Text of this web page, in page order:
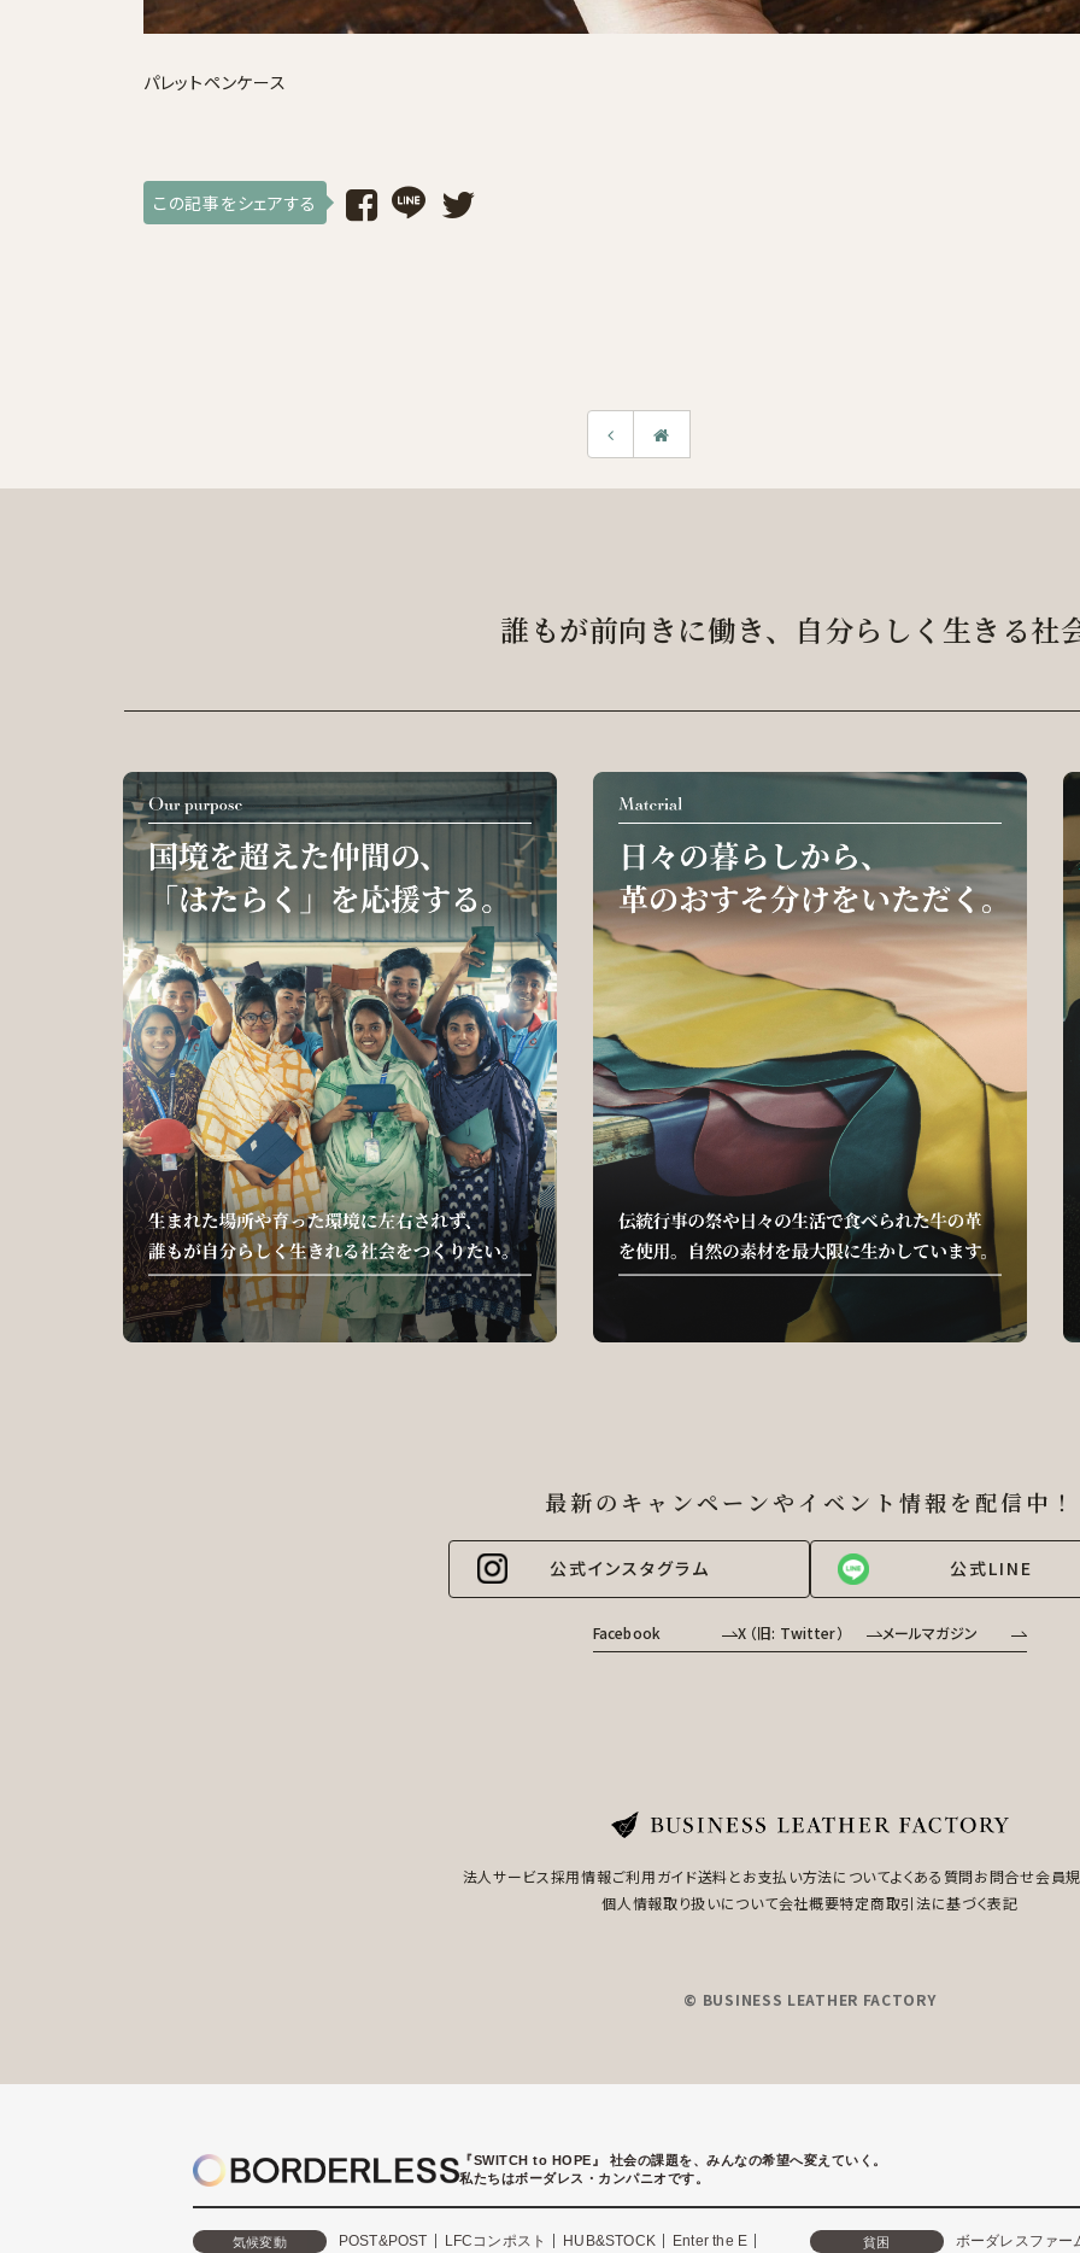
パレットペンケース
この記事をシェアする
誰もが前向きに働き、 自分らしく生きる社
最新のキャンペーンやイベント情報を 配信中！
公式インスタグラム 公式LINE
Facebook X （旧: Twitter） メールマガジン
法人サービス採用情報ご利用ガイド送料とお支払い方法についてよくある質問お問合せ会員
個人情報取り扱いについて会社概要特定商取引法に基づく表記
© BUSINESS LEATHER FACTORY
『SWITCH to HOPE』
社会の課題を、みんなの希望へ変えていく。
私たちはボーダレス・カンパニオです。
気候変動 POST&POST LFCコンポスト HUB&STOCK Enter the E 貧困 ボーダレスファー